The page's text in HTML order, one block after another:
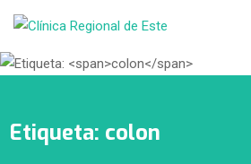
Etiqueta: colon